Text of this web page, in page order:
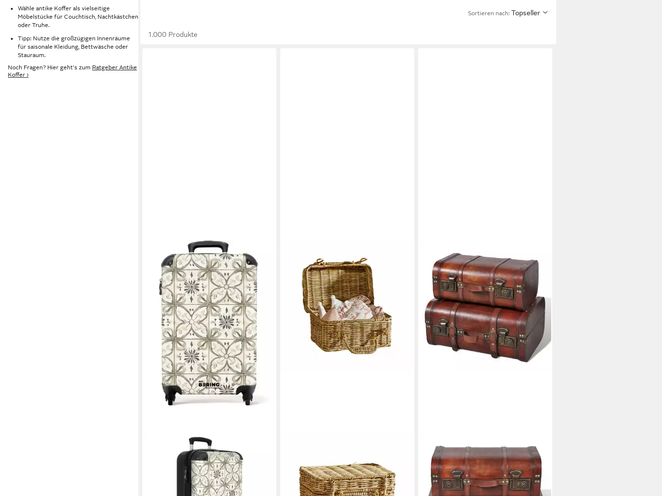
Wähle antike Koffer als vielseitige
Möbelstücke für Couchtisch, Nachtkästchen
oder Truhe.
Tipp: Nutze die großzügigen Innenräume
für saisonale Kleidung, Bettwäsche oder
Stauraum.
Noch Fragen? Hier geht's zum Ratgeber Antike
Koffer ›
Sortieren nach: Topseller
1.000 Produkte